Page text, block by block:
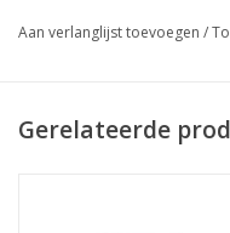
Aan verlanglijst toevoegen /
Gerelateerde